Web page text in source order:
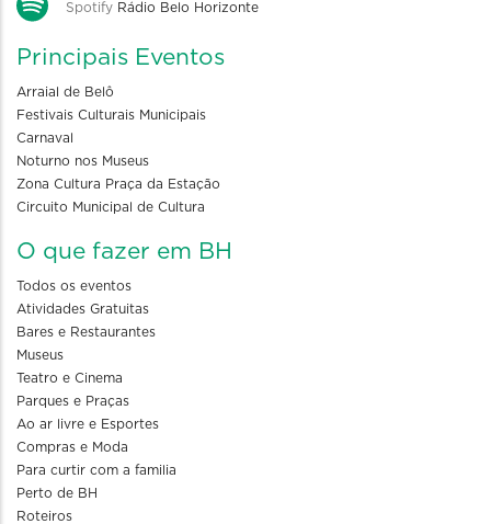
Spotify Rádio Belo Horizonte
Principais Eventos
Arraial de Belô
Festivais Culturais Municipais
Carnaval
Noturno nos Museus
Zona Cultura Praça da Estação
Circuito Municipal de Cultura
O que fazer em BH
Todos os eventos
Atividades Gratuitas
Bares e Restaurantes
Museus
Teatro e Cinema
Parques e Praças
Ao ar livre e Esportes
Compras e Moda
Para curtir com a familia
Perto de BH
Roteiros